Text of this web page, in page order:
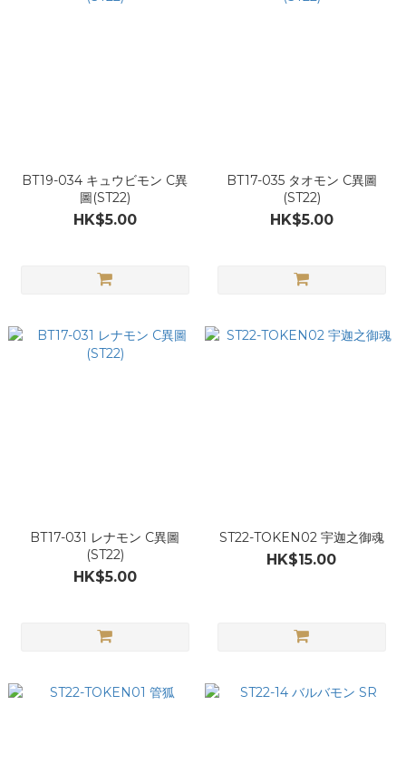
BT19-034 キュウビモン C異
圖(ST22)
HK$5.00
BT17-035 タオモン C異圖
(ST22)
HK$5.00
BT17-031 レナモン C異圖
(ST22)
HK$5.00
ST22-TOKEN02 宇迦之御魂
HK$15.00